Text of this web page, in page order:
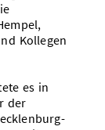
Kollegen
es in
der